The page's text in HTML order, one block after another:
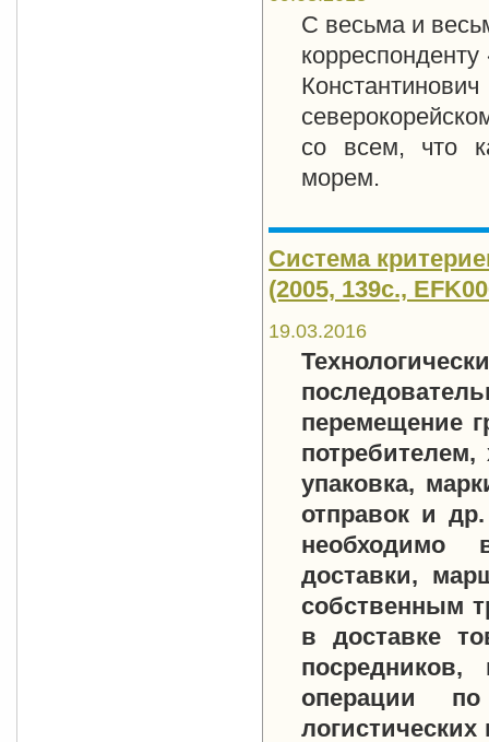
С весьма и
со всем, что
морем.
Система
(2005, 139c.,
19.03.2016
перемещение
упаковка,
отправок и
необходимо
доставки,
собственным
в доставке
операции